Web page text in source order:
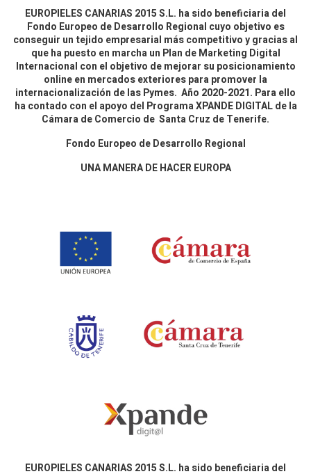
EUROPIELES CANARIAS 2015 S.L. ha sido beneficiaria del
Fondo Europeo de Desarrollo Regional cuyo objetivo es
conseguir un tejido empresarial más competitivo y gracias al
que ha puesto en marcha un Plan de Marketing Digital
Internacional con el objetivo de mejorar su posicionamiento
online en mercados exteriores para promover la
internacionalización de las Pymes. Año 2020-2021. Para ello
ha contado con el apoyo del Programa XPANDE DIGITAL de la
Cámara de Comercio de Santa Cruz de Tenerife.
Fondo Europeo de Desarrollo Regional
UNA MANERA DE HACER EUROPA
EUROPIELES CANARIAS 2015 S.L. ha sido beneficiaria del